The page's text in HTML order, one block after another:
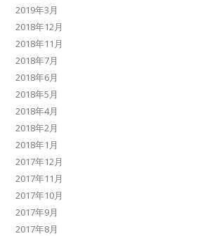
2019年3月
2018年12月
2018年11月
2018年7月
2018年6月
2018年5月
2018年4月
2018年2月
2018年1月
2017年12月
2017年11月
2017年10月
2017年9月
2017年8月